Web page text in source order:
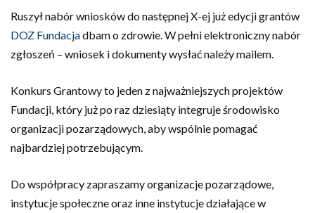
Ruszył nabór wniosków do następnej X-ej już edycji grantów
DOZ Fundacjadbam o zdrowie. W pełni elektroniczny nabór
zgłoszeń – wniosek i dokumenty wysłać należy mailem.
Konkurs Grantowy to jeden z najważniejszych projektów
Fundacji, który już po raz dziesiąty integruje środowisko
organizacji pozarządowych, aby wspólnie pomagać
najbardziej potrzebującym.
Do współpracy zapraszamy organizacje pozarządowe,
instytucje społeczne oraz inne instytucje działające w